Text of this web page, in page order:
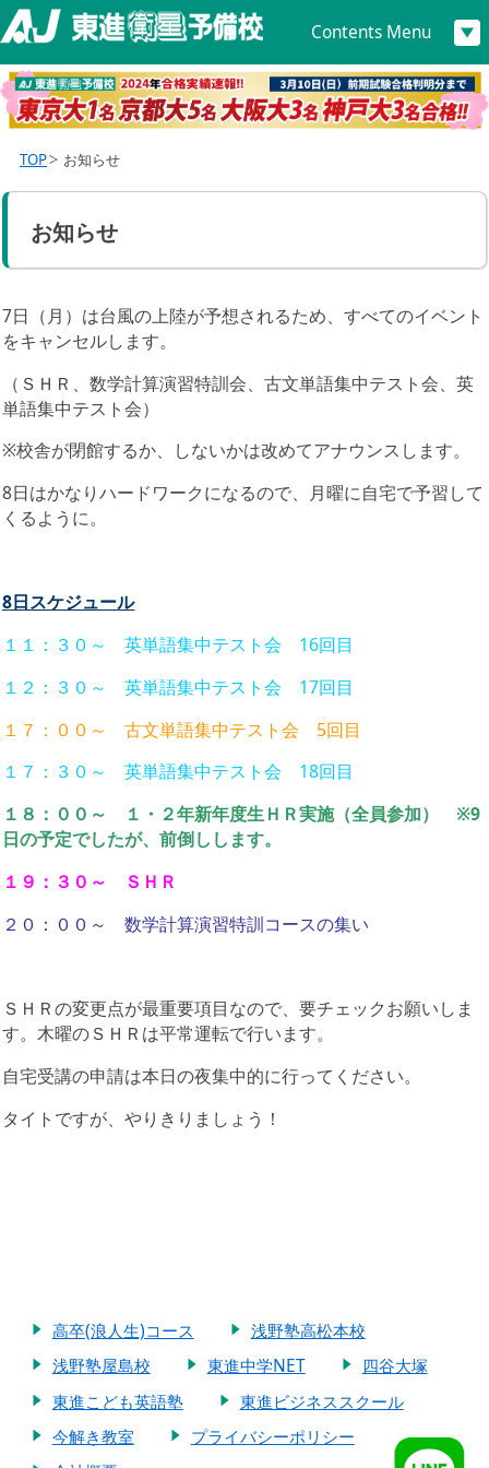
Contents Menu
TOP お知らせ
お知らせ
7日（月）は台風の上陸が予想されるため、すべてのイベント
をキャンセルします。
（ＳＨＲ、数学計算演習特訓会、古文単語集中テスト会、英
単語集中テスト会）
※校舎が閉館するか、しないかは改めてアナウンスします。
8日はかなりハードワークになるので、月曜に自宅で予習して
くるように。
8日スケジュール
１１：３０～ 英単語集中テスト会 16回目
１２：３０～ 英単語集中テスト会 17回目
１７：００～ 古文単語集中テスト会 5回目
１７：３０～ 英単語集中テスト会 18回目
１８：００～ １・２年新年度生ＨＲ実施（全員参加） ※9
日の予定でしたが、前倒しします。
１９：３０～ ＳＨＲ
２０：００～ 数学計算演習特訓コースの集い
ＳＨＲの変更点が最重要項目なので、要チェックお願いしま
す。木曜のＳＨＲは平常運転で行います。
自宅受講の申請は本日の夜集中的に行ってください。
タイトですが、やりきりましょう！
高卒(浪人生)コース
浅野塾高松本校
浅野塾屋島校
東進中学NET
四谷大塚
東進こども英語塾
東進ビジネススクール
今解き教室
プライバシーポリシー